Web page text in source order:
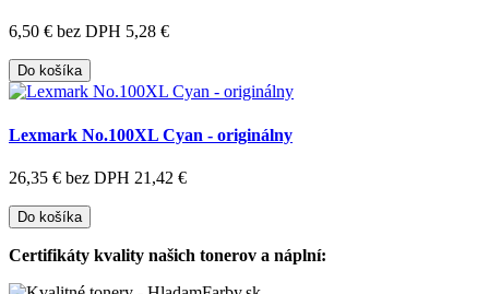
6,50 € bez DPH 5,28 €
Do košíka
Lexmark No.100XL Cyan - originálny
26,35 € bez DPH 21,42 €
Do košíka
Certifikáty kvality našich tonerov a náplní: